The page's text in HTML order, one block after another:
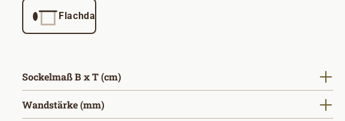
Flachdach
Sockelmaß B x T (cm)
Wandstärke (mm)